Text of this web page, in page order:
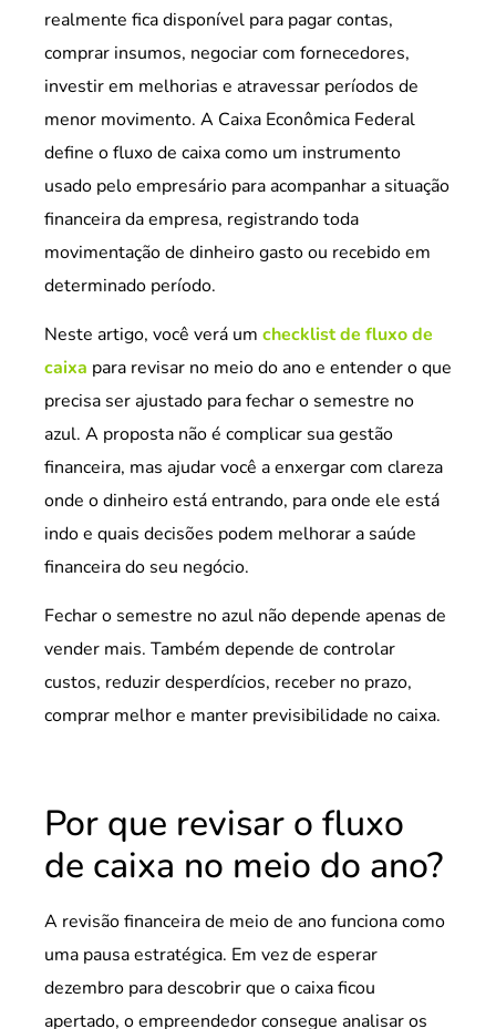
realmente fica disponível para pagar contas,
comprar insumos, negociar com fornecedores,
investir em melhorias e atravessar períodos de
menor movimento. A Caixa Econômica Federal
define o fluxo de caixa como um instrumento
usado pelo empresário para acompanhar a situação
financeira da empresa, registrando toda
movimentação de dinheiro gasto ou recebido em
determinado período.
Neste artigo, você verá um checklist de fluxo de
caixa para revisar no meio do ano e entender o que
precisa ser ajustado para fechar o semestre no
azul. A proposta não é complicar sua gestão
financeira, mas ajudar você a enxergar com clareza
onde o dinheiro está entrando, para onde ele está
indo e quais decisões podem melhorar a saúde
financeira do seu negócio.
Fechar o semestre no azul não depende apenas de
vender mais. Também depende de controlar
custos, reduzir desperdícios, receber no prazo,
comprar melhor e manter previsibilidade no caixa.
Por que revisar o fluxo
de caixa no meio do ano?
A revisão financeira de meio de ano funciona como
uma pausa estratégica. Em vez de esperar
dezembro para descobrir que o caixa ficou
apertado, o empreendedor consegue analisar os